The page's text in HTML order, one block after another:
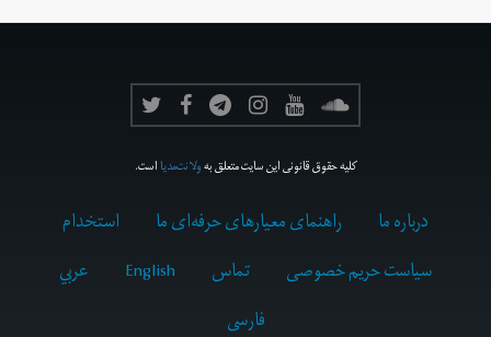
کلیه حقوق قانونی این سایت متعلق بهولانت‌مدیااست.
درباره ما راهنمای معیارهای حرفه‌ای ما
استخدام
سیاست حریم خصوصی
تماس English
عربي
فارسى